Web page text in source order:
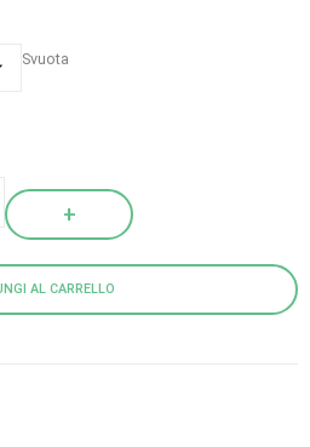
Svuota
AL CARRELLO